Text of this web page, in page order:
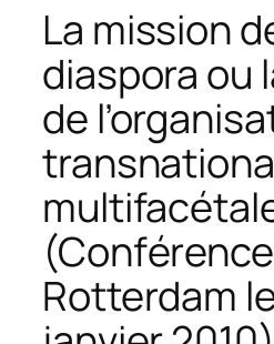
La mission
diaspora ou
de
Rotterdam